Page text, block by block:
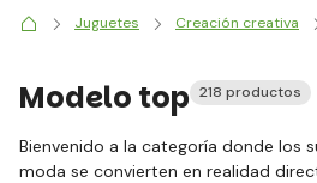
Juguetes Creación creativa
Modelo top 218 productos
Bienvenido a la categoría donde los
moda se convierten en realidad